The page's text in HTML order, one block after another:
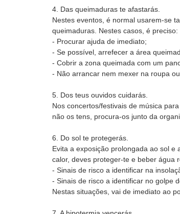
4. Das queimaduras te afastarás.
Nestes eventos, é normal usarem-se
queimaduras. Nestes casos, é preciso:
- Procurar ajuda de imediato;
- Se possível, arrefecer a área
- Cobrir a zona queimada com um
- Não arrancar nem mexer na roupa
5. Dos teus ouvidos cuidarás.
Nos concertos/festivais de música
não os tens, procura-os junto da
6. Do sol te protegerás.
Evita a exposição prolongada ao sol
calor, deves proteger-te e beber água
- Sinais de risco a identificar na
- Sinais de risco a identificar no golpe
Nestas situações, vai de imediato ao